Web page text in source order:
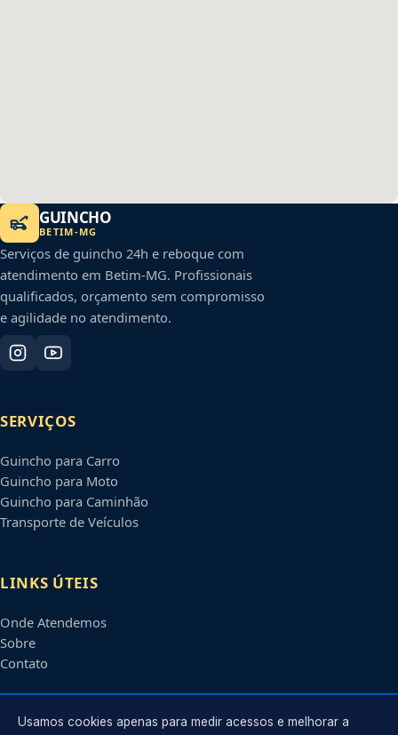
GUINCHO
BETIM-MG
Serviços de guincho 24h e reboque com
atendimento em Betim-MG. Profissionais
qualificados, orçamento sem compromisso
e agilidade no atendimento.
SERVIÇOS
Guincho para Carro
Guincho para Moto
Guincho para Caminhão
Transporte de Veículos
LINKS ÚTEIS
Onde Atendemos
Sobre
Contato
CONTATO
Usamos cookies apenas para medir acessos e melhorar a